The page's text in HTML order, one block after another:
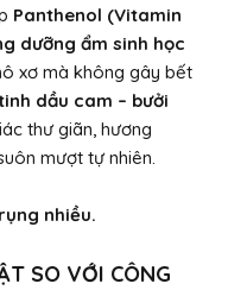
Panthenol (Vitamin
dưỡng ẩm sinh học
xơ mà không gây bết
dầu cam – bưởi
thư giãn, hương
mượt tự nhiên.
nhiều.
SO VỚI CÔNG